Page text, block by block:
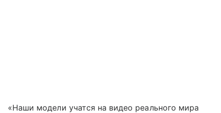
«Наши модели учатся на видео реального мира